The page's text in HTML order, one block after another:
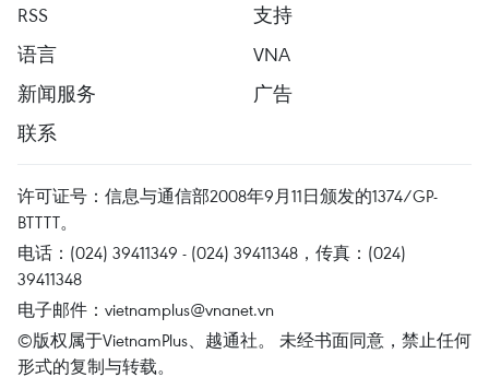
RSS
支持
语言
VNA
新闻服务
广告
联系
许可证号：信息与通信部2008年9月11日颁发的1374/GP-
BTTTT。
电话：(024) 39411349 - (024) 39411348，传真：(024)
39411348
电子邮件： vietnamplus@vnanet.vn
©版权属于VietnamPlus、越通社。 未经书面同意，禁止任何
形式的复制与转载。